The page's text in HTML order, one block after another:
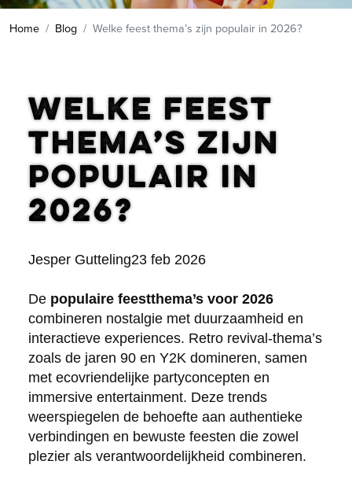
Home Blog Welke feest thema’s zijn populair in 2026?
Welke feest
thema’s zijn
populair in
2026?
Posted
Jesper Gutteling23 feb 2026
De populaire feestthema’s voor 2026
combineren nostalgie met duurzaamheid en
interactieve experiences. Retro revival-thema’s
zoals de jaren 90 en Y2K domineren, samen
met ecovriendelijke partyconcepten en
immersive entertainment. Deze trends
weerspiegelen de behoefte aan authentieke
verbindingen en bewuste feesten die zowel
plezier als verantwoordelijkheid combineren.